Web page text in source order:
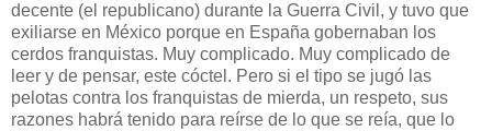
decente (el republicano) durante la Guerra Civil, y tuvo que
exiliarse en México porque en España gobernaban los
cerdos franquistas. Muy complicado. Muy complicado de
leer y de pensar, este cóctel. Pero si el tipo se jugó las
pelotas contra los franquistas de mierda, un respeto, sus
razones habrá tenido para reírse de lo que se reía, que lo